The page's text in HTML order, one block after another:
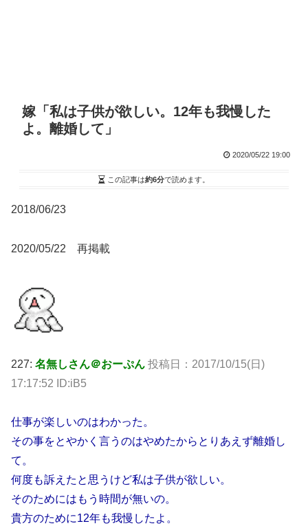
嫁「私は子供が欲しい。12年も我慢した
よ。離婚して」
2020/05/22 19:00
この記事は約6分で読めます。
2018/06/23
2020/05/22 再掲載
227: 名無しさん＠おーぷん 投稿日：2017/10/15(日)
17:17:52 ID:iB5
仕事が楽しいのはわかった。
その事をとやかく言うのはやめたからとりあえず離婚し
て。
何度も訴えたと思うけど私は子供が欲しい。
そのためにはもう時間が無いの。
貴方のために12年も我慢したよ。